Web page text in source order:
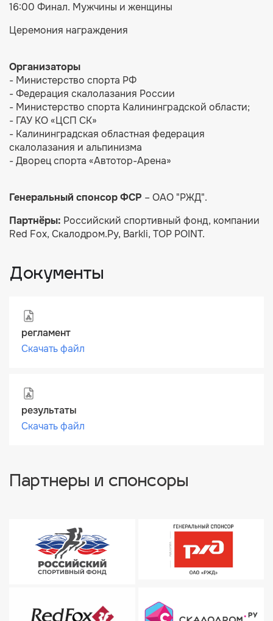
16:00 Финал. Мужчины и женщины
Церемония награждения
Организаторы
- Министерство спорта РФ
- Федерация скалолазания России
- Министерство спорта Калининградской области;
- ГАУ КО «ЦСП СК»
- Калининградская областная федерация
скалолазания и альпинизма
- Дворец спорта «Автотор-Арена»
Генеральный спонсор ФСР – ОАО "РЖД".
Партнёры: Российский спортивный фонд, компании
Red Fox, Скалодром.Ру, Barkli, TOP POINT.
Документы
регламент
Скачать файл
результаты
Скачать файл
Партнеры и спонсоры